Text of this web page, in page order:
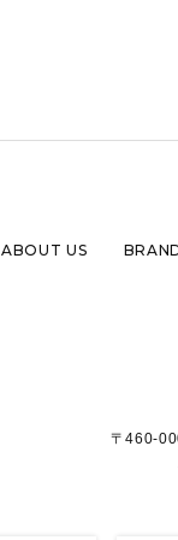
ABOUT US
〒460-